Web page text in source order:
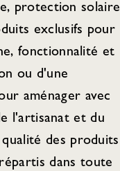
protection solaire
exclusifs pour
fonctionnalité et
ou d'une
aménager avec
l'artisanat et du
des produits
dans toute